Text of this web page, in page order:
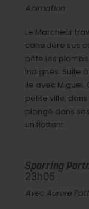
Animation
Le Marcheur
considère ses
pète les
Indignés. Suite
lie avec Miguel.
petite ville, dans
plongé dans
un flottant.
Sparring
23h05
Avec Aurore